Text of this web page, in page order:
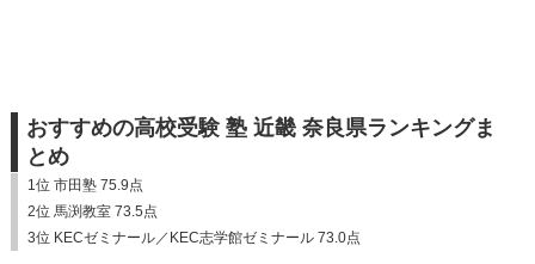
おすすめの高校受験 塾 近畿 奈良県ランキングま
とめ
1位 市田塾 75.9点
2位 馬渕教室 73.5点
3位 KECゼミナール／KEC志学館ゼミナール 73.0点